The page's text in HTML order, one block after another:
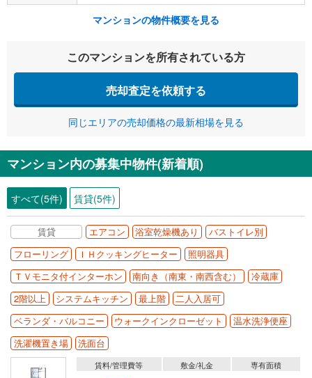
マンションの物件概要を見る
このマンションを所有されている方
売却査定を依頼する
同じエリアの売却価格の最新相場を見る
マンション内の募集中物件(新着順)
すべて(5件) 賃貸(5件)
賃貸 エアコン 浴室乾燥機あり
バストイレ別
フローリング
ＩＨクッキングヒーター
照明器具
ＴＶモニタ付インターホン
南向き（南東・南西含む）
冷蔵庫
2階以上
システムキッチン 最上階
二人入居可
ベランダ・バルコニー
ウォークインクローゼット
温水洗浄便座
洗濯機置き場
洗面台
賃料/管理費等 敷金/礼金 専有面積